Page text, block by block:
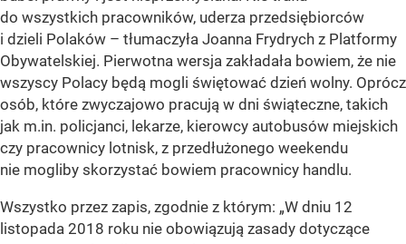
do wszystkich pracowników, uderza przedsiębiorców
i dzieli Polaków – tłumaczyła Joanna Frydrych z Platformy
Obywatelskiej. Pierwotna wersja zakładała bowiem, że nie
wszyscy Polacy będą mogli świętować dzień wolny. Oprócz
osób, które zwyczajowo pracują w dni świąteczne, takich
jak m.in. policjanci, lekarze, kierowcy autobusów miejskich
czy pracownicy lotnisk, z przedłużonego weekendu
nie mogliby skorzystać bowiem pracownicy handlu.
Wszystko przez zapis, zgodnie z którym: „W dniu 12
listopada 2018 roku nie obowiązują zasady dotyczące